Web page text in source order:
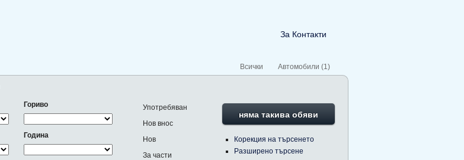
За Контакти
Автомобили (1)
Всички
Гориво
Година
Употребяван
Нов внос
Нов
За части
няма такива обяви
Корекция на търсенето
Разширено търсене